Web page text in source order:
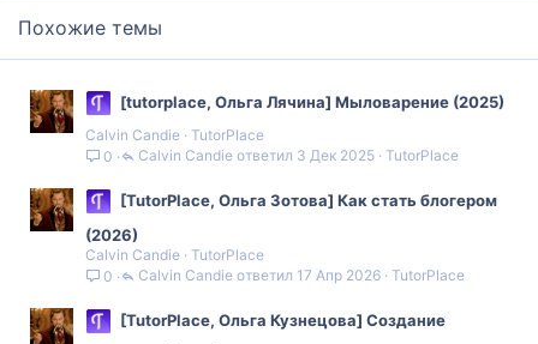
Похожие темы
[tutorplace, Ольга Лячина] Мыловарение (2025)
Calvin Candie TutorPlace
0
TutorPlace
3 Дек 2025
Calvin Candie
[TutorPlace, Ольга Зотова] Как стать блогером
(2026)
Calvin Candie TutorPlace
0
TutorPlace
17 Апр 2026
Calvin Candie
[TutorPlace, Ольга Кузнецова] Создание